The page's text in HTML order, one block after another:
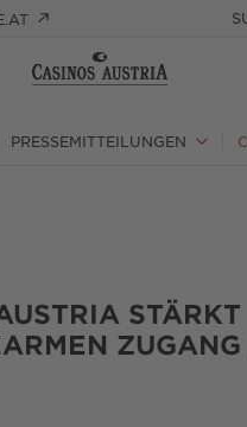
PRESSEMITTEILUNGEN
STÄRKT
ZUGANG